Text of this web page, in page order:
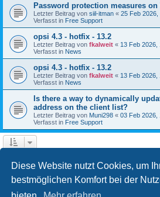
Diese Website nutzt Cookies, um
bestmöglichen Komfort bei der
Password protection measures
Letzter Beitrag von siil-itman « 25 Feb 2026,
Verfasst in Free Support
opsi 4.3 - hotfix - 13.2
Letzter Beitrag von fkalweit « 13 Feb 2026,
Verfasst in News
opsi 4.3 - hotfix - 13.2
Letzter Beitrag von fkalweit « 13 Feb 2026,
Verfasst in News
Is there a way to dynamically
address on the client list?
Letzter Beitrag von Muni298 « 03 Feb 2026,
Verfasst in Free Support